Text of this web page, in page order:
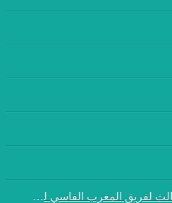
في الجمع العام الثالث لفريق المغرب الفاسي لكرة القدم: